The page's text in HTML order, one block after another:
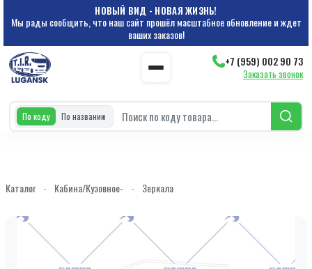
НОВЫЙ ВИД - НОВАЯ ЖИЗНЬ!
Мы рады сообщить, что наш сайт прошёл масштабное обновление и ждет
ваших заказов!
+7 (959) 002 90 73
Заказать звонок
По коду По названию
Каталог - Кабина/Кузовное- - Зеркала